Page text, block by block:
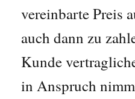
vereinbarte Preis
auch dann zu
Kunde
in Anspruch